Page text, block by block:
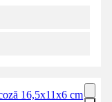
16,5x11x6 cm